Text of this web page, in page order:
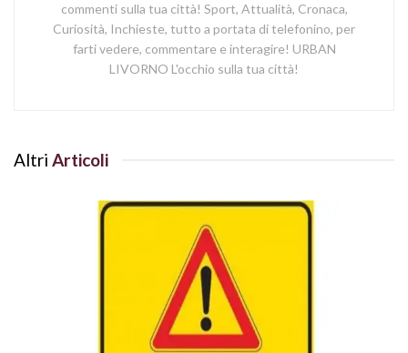
commenti sulla tua città! Sport, Attualità, Cronaca,
Curiosità, Inchieste, tutto a portata di telefonino, per
farti vedere, commentare e interagire! URBAN
LIVORNO L'occhio sulla tua città!
Altri Articoli